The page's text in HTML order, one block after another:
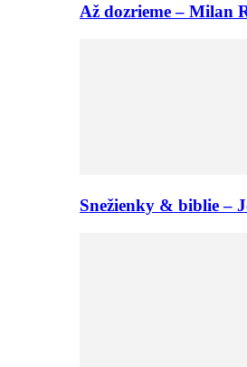
Až dozrieme – Milan
Snežienky & biblie –